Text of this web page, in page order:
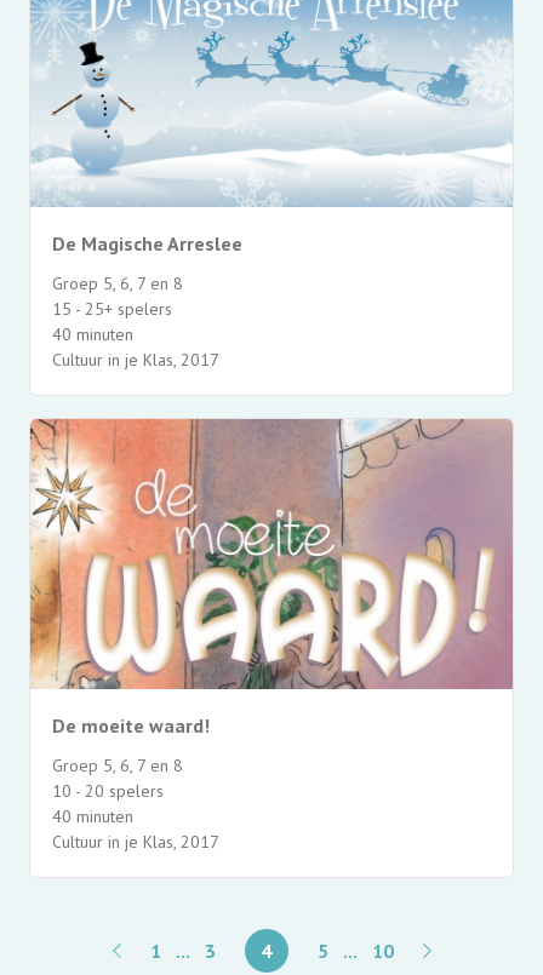
De Magische Arreslee
Groep 5, 6, 7 en 8
15 - 25+ spelers
40 minuten
Cultuur in je Klas, 2017
De moeite waard!
Groep 5, 6, 7 en 8
10 - 20 spelers
40 minuten
Cultuur in je Klas, 2017
1 ... 3 4 5 ... 10